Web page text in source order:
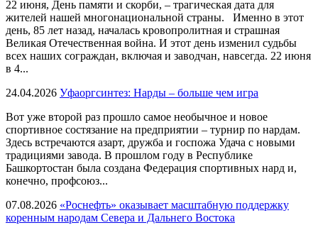
22 июня, День памяти и скорби, – трагическая дата для
жителей нашей многонациональной страны. Именно в этот
день, 85 лет назад, началась кровопролитная и страшная
Великая Отечественная война. И этот день изменил судьбы
всех наших сограждан, включая и заводчан, навсегда. 22 июня
в 4...
24.04.2026 Уфаоргсинтез: Нарды – больше чем игра
Вот уже второй раз прошло самое необычное и новое
спортивное состязание на предприятии – турнир по нардам.
Здесь встречаются азарт, дружба и госпожа Удача с новыми
традициями завода. В прошлом году в Республике
Башкортостан была создана Федерация спортивных нард и,
конечно, профсоюз...
07.08.2026 «Роснефть» оказывает масштабную поддержку
коренным народам Севера и Дальнего Востока